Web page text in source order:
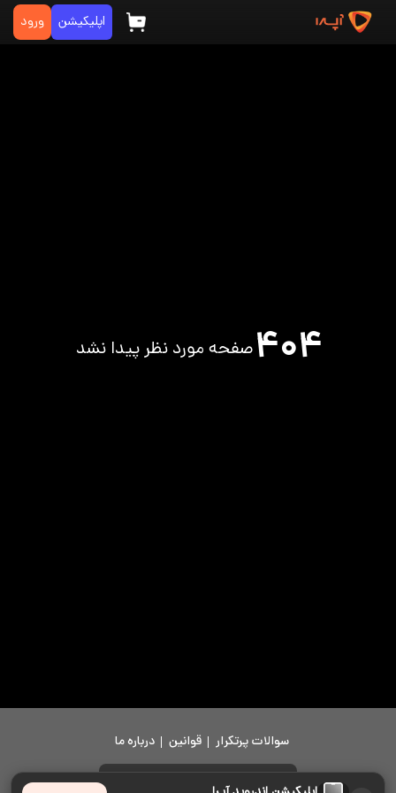
اپلیکیشن ورود
۴۰۴صفحه مورد نظر پیدا نشد
سوالات پرتکرار قوانین درباره ما
دانلود اپلیکیشن